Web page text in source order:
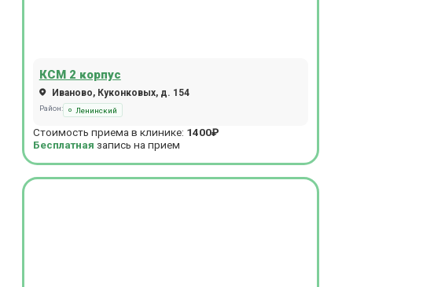
КСМ 2 корпус
Иваново, Куконковых, д. 154
Район: Ленинский
Стоимость приема в клинике: 1400₽
Бесплатная запись на прием